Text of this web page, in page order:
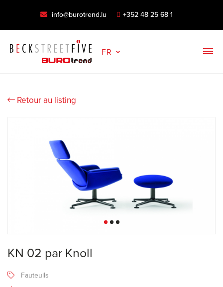
info@burotrend.lu +352 48 25 68 1
FR
Retour au listing
KN 02 par Knoll
Fauteuils